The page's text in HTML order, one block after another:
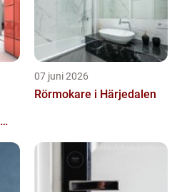
07 juni 2026
Rörmokare i Härjedalen